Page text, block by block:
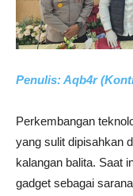
Penulis: Aqb4r
Perkembangan
yang sulit dipisahkan
kalangan balita. Saat
gadget sebagai